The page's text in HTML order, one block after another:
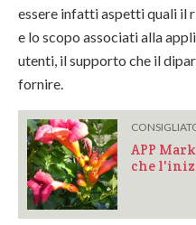
essere infatti aspetti quali il
e lo scopo associati alla
utenti, il supporto che il
fornire.
APP
che